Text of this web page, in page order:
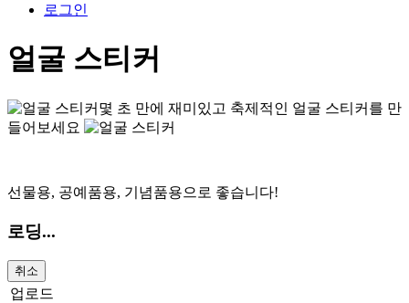
로그인
얼굴 스티커
몇 초 만에 재미있고 축제적인 얼굴 스티커를 만
들어보세요
선물용, 공예품용, 기념품용으로 좋습니다!
로딩...
취소
업로드